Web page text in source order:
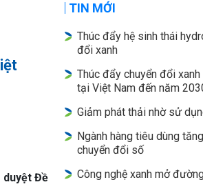
duyệt Đề
TIN MỚI
Thúc đẩy hệ sinh thái
đổi xanh
Thúc đẩy chuyển đổi
tại Việt Nam đến năm
Giảm phát thải nhờ sử
Ngành hàng tiêu dùng
chuyển đổi số
Công nghệ xanh mở